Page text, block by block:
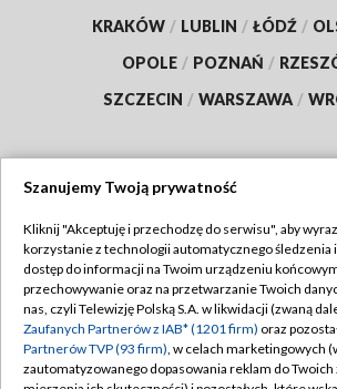
KRAKÓW / LUBLIN / ŁÓDŹ /
OPOLE / POZNAŃ /
SZCZECIN / WARSZAWA /
TVP
Abonament TVP
Emisja w TVP
Centrum informacji TVP
Regulamin TVP
Polityka prywatności
Moje zgody
Szanujemy Twoją prywatność
Kliknij "Akceptuję i przechodzę do serwisu", aby
korzystanie z technologii automatycznego śledzenia
dostęp do informacji na Twoim urządzeniu
przechowywanie oraz na przetwarzanie Twoich
nas, czyli Telewizję Polską S.A. w likwidacji (zwaną
Zaufanych Partnerów z IAB* (1201 firm) oraz
Partnerów TVP (93 firm), w celach marketingowych
zautomatyzowanego dopasowania reklam do